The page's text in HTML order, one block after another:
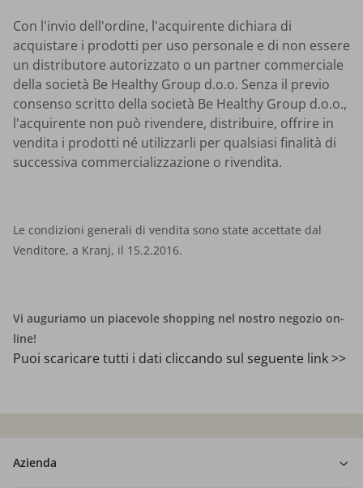
Con l'invio dell'ordine, l'acquirente dichiara di
acquistare i prodotti per uso personale e di non essere
un distributore autorizzato o un partner commerciale
della società Be Healthy Group d.o.o. Senza il previo
consenso scritto della società Be Healthy Group d.o.o.,
l'acquirente non può rivendere, distribuire, offrire in
vendita i prodotti né utilizzarli per qualsiasi finalità di
successiva commercializzazione o rivendita.
Le condizioni generali di vendita sono state accettate dal
Venditore, a Kranj, il 15.2.2016.
Vi auguriamo un piacevole shopping nel nostro negozio on-
line!
Puoi scaricare tutti i dati cliccando sul seguente link >>
Azienda